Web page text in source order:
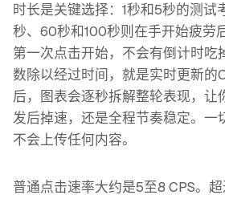
时长是关键选择：1秒和5秒的测试
秒、60秒和100秒则在手开始疲劳
第一次点击开始，不会有倒计时吃
数除以经过时间，就是实时更新的
后，图表会逐秒拆解整轮表现，让
发后掉速，还是全程节奏稳定。
不会上传任何内容。
普通点击速率大约是5至8 CPS。